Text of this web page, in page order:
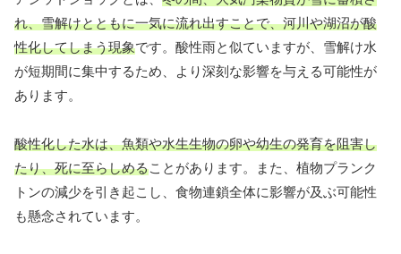
れ、雪解けとともに一気に流れ出すことで、河川や湖沼が酸
性化してしまう現象です。酸性雨と似ていますが、雪解け水
が短期間に集中するため、より深刻な影響を与える可能性が
あります。
酸性化した水は、魚類や水生生物の卵や幼生の発育を阻害し
たり、死に至らしめることがあります。また、植物プランク
トンの減少を引き起こし、食物連鎖全体に影響が及ぶ可能性
も懸念されています。